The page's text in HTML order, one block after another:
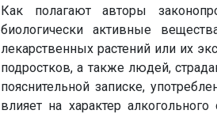
Как полагают авторы
биологически активные
лекарственных растений или их
подростков, а также людей,
пояснительной записке,
влияет на характер